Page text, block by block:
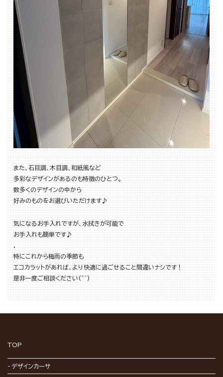
また、石目調、木目調、和紙風など
多彩なデザインがあるのも特徴のひとつ。
数多くのデザインの中から
好みのものをお選びいただけます♪
気になるお手入れですが、水拭きが可能で
お手入れも簡単です♪
特にこれから梅雨の季節も
エコカラットがあれば、より快適に過ごせること間違いナシです！
是非一度ご相談ください(^^)
TOP
デザインカーサ